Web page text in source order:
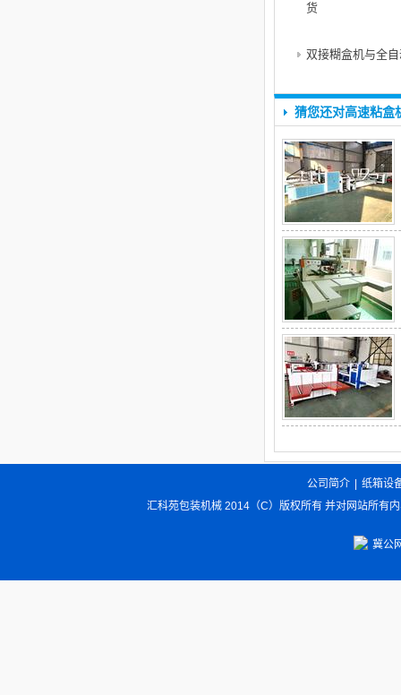
货
双接糊盒机与全
猜您还对高速粘盒
公司简介
纸箱设
汇科苑包装机械 2014（C）版权所有 并对网站所有
冀公